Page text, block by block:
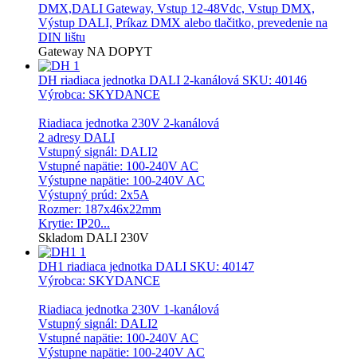
DMX,DALI Gateway, Vstup 12-48Vdc, Vstup DMX,
Výstup DALI, Príkaz DMX alebo tlačitko, prevedenie na
DIN lištu
Gateway NA DOPYT
DH riadiaca jednotka DALI 2-kanálová SKU: 40146
Výrobca: SKYDANCE
Riadiaca jednotka 230V 2-kanálová
2 adresy DALI
Vstupný signál: DALI2
Vstupné napätie: 100-240V AC
Výstupne napätie: 100-240V AC
Výstupný prúd: 2x5A
Rozmer: 187x46x22mm
Krytie: IP20...
Skladom DALI 230V
DH1 riadiaca jednotka DALI SKU: 40147
Výrobca: SKYDANCE
Riadiaca jednotka 230V 1-kanálová
Vstupný signál: DALI2
Vstupné napätie: 100-240V AC
Výstupne napätie: 100-240V AC